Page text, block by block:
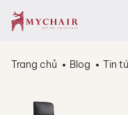
Trang chủ Blog Tin